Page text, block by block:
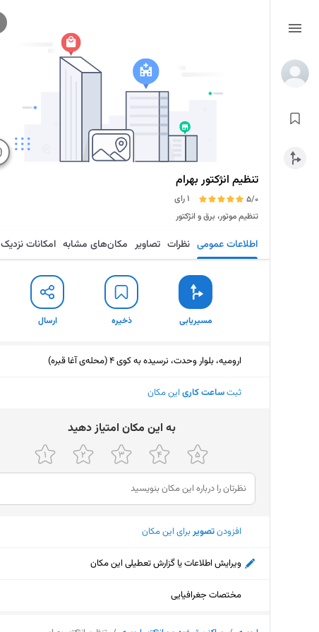
تنظیم انژکتور بهرام
5/0
1 رای
تنظیم موتور، برق و انژکتور
اطلاعات عمومی نظرات تصاویر مکان‌های مشابه امکانات نزدیک
مسیریابی ذخیره ارسال
ارومیه، بلوار وحدت، نرسیده به کوی 4 (محله‌ی آغا قبره)
ثبتساعت کاری این مکان
ﺑﻪ اﯾﻦ ﻣﮑﺎن اﻣﺘﯿﺎز دﻫﯿﺪ
افزودنتصویربرای این مکان
ویرایش اطلاعات یا گزارش تعطیلی این مکان
مختصات جغرافیایی